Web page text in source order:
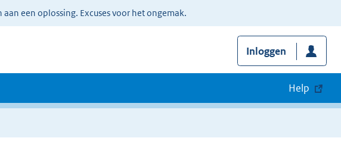
een oplossing. Excuses voor het ongemak.
Inloggen
Help